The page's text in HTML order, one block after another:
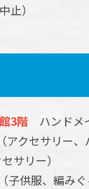
止）
3階 ハンドメ
クセサリー、
サリー）
子供服、編みぐ